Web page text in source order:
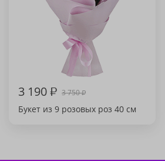
3 190₽ 3 750₽
Букет из 9 розовых роз 40 см